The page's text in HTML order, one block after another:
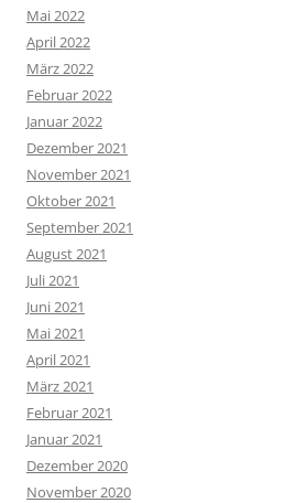
Mai 2022
April 2022
März 2022
Februar 2022
Januar 2022
Dezember 2021
November 2021
Oktober 2021
September 2021
August 2021
Juli 2021
Juni 2021
Mai 2021
April 2021
März 2021
Februar 2021
Januar 2021
Dezember 2020
November 2020